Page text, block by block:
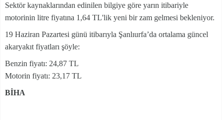
Sektör kaynaklarından edinilen bilgiye göre yarın itibariyle
motorinin litre fiyatına 1,64 TL'lik yeni bir zam gelmesi bekleniyor.
19 Haziran Pazartesi günü itibarıyla Şanlıurfa’da ortalama güncel
akaryakıt fiyatları şöyle:
Benzin fiyatı: 24,87 TL
Motorin fiyatı: 23,17 TL
BİHA